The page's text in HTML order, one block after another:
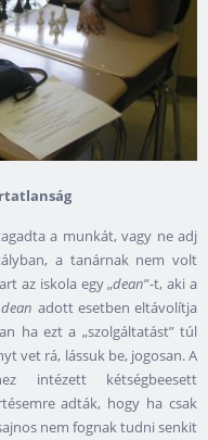
a munkát, vagy ne adj
a tanárnak nem volt
az iskola egy „dean”-t, aki a
dean adott esetben eltávolítja
ha ezt a „szolgáltatást” túl
vet rá, lássuk be, jogosan. A
intézett kétségbeesett
adták, hogy ha csak
nem fognak tudni senkit